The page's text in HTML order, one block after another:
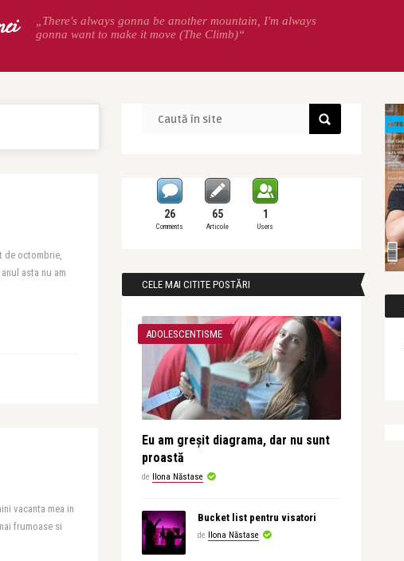
„There's always gonna be another mountain, I'm always
gonna want to make it move (The Climb)“
de octombrie,
asta nu am
vacanta mea in
frumoase si
26
Comments
65
Articole
1
Users
CELE MAI CITITE POSTĂRI
ADOLESCENTISME
Eu am greșit diagrama, dar nu sunt
proastă
de Ilona Năstase
Bucket list pentru visatori
de Ilona Năstase